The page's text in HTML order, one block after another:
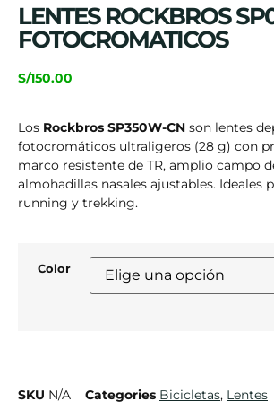
LENTES ROCKBROS
FOTOCROMATICOS
S/150.00
Los Rockbros SP350W-CN son lentes
fotocromáticos ultraligeros (28 g) con
marco resistente de TR, amplio campo
almohadillas nasales ajustables. Ideales
running y trekking.
Color
SKU N/A Categories Bicicletas, Lentes